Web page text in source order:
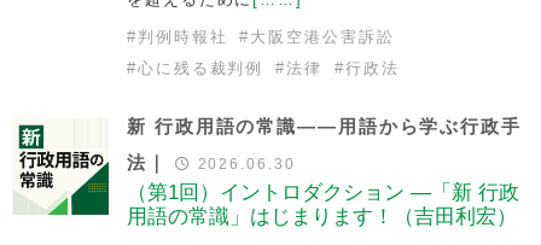
# 判例時報社 # 大阪空港公害訴訟
#心に残る裁判例 #法律 #行政法
新 行政用語の常識――用語から学ぶ行政手
法｜
2026.06.30
（第1回）イントロダクション —「新 行政
用語の常識」はじまります！（吉田利宏）